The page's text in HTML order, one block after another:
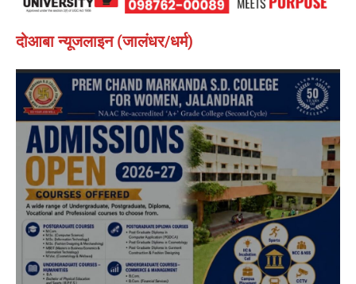
दोआबा न्यूजलाइन (जालंधर/धर्म)